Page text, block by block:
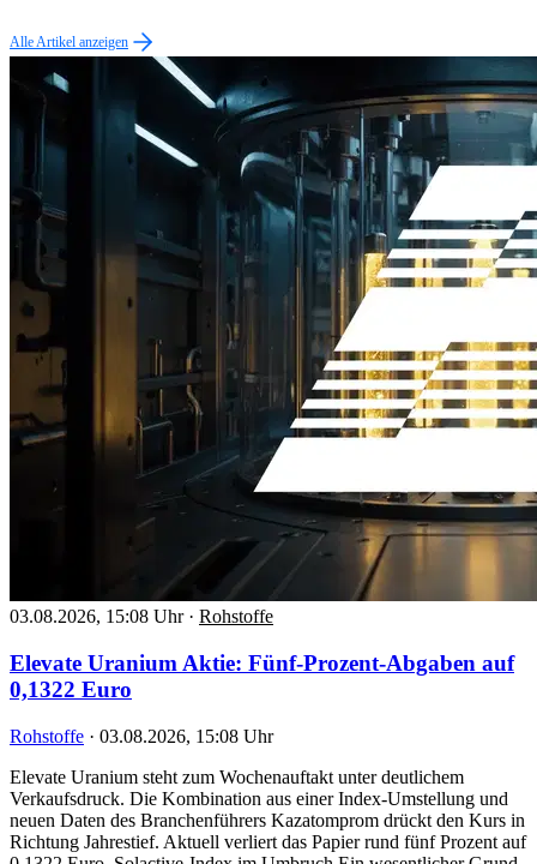
Alle Artikel anzeigen
03.08.2026, 15:08 Uhr · Rohstoffe
Elevate Uranium Aktie: Fünf-Prozent-Abgaben auf
0,1322 Euro
Rohstoffe · 03.08.2026, 15:08 Uhr
Elevate Uranium steht zum Wochenauftakt unter deutlichem
Verkaufsdruck. Die Kombination aus einer Index-Umstellung und
neuen Daten des Branchenführers Kazatomprom drückt den Kurs in
Richtung Jahrestief. Aktuell verliert das Papier rund fünf Prozent auf